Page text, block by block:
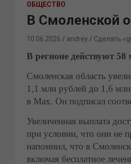
ОБЩЕСТВО
В Смоленской
10.06.2026 andrey Сделать
В регионе действуют
Смоленская область
1,1 млн рублей до 1,6
в Мах. Он подписал
Увеличенная выплата
при условии, что они не
напомнил, что в
включая бесплатное